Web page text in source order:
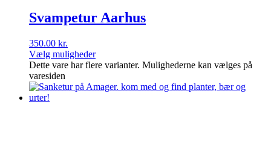
Svampetur Aarhus
350.00 kr.
Vælg muligheder
Dette vare har flere varianter. Mulighederne kan vælges på
varesiden